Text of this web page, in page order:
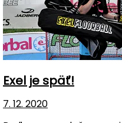
Exel je späť!
7. 12. 2020